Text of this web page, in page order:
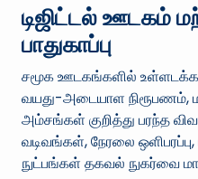
டிஜிட்டல் ஊடகம்
பாதுகாப்பு
சமூக ஊடகங்களில்
வயது-அடையாள நிரூபணம்,
அம்சங்கள் குறித்து பரந்த
வடிவங்கள், நேரலை
நுட்பங்கள் தகவல் நுகர்வை